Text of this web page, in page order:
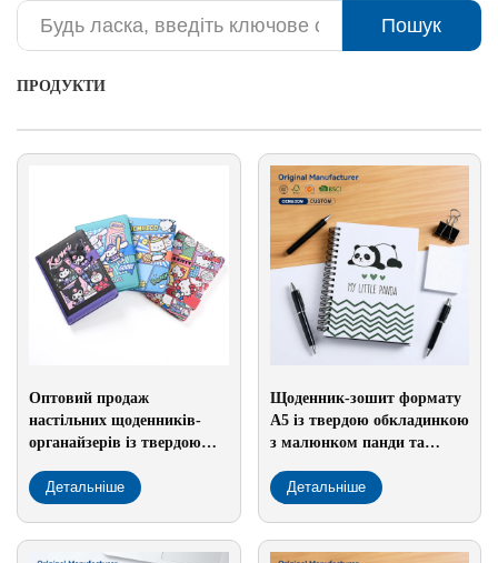
Ресурси
Пошук
ПРОДУКТИ
Оптовий продаж
настільних щоденників-
органайзерів із твердою
тематичних аніме, з
магнітним застібом — для
нічних вечірок, у
Детальніше
Щоденник-зошит формату
А5 із твердою обкладинкою
з малюнком панди та
— у подарунок студентам,
шкільні приналежності
Детальніше